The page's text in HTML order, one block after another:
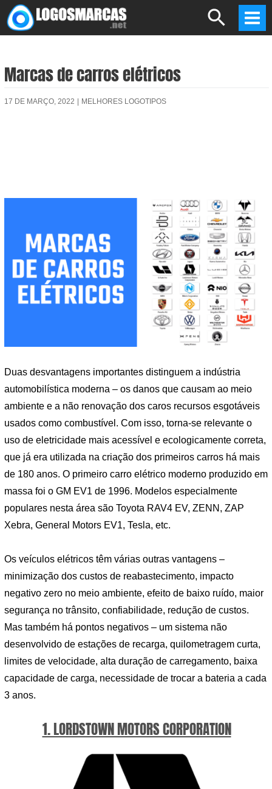
Skip
to
Search
Marcas de carros elétricos
17 DE MARÇO, 2022 MELHORES LOGOTIPOS
Duas desvantagens importantes distinguem a indústria
automobilística moderna – os danos que causam ao meio
ambiente e a não renovação dos caros recursos esgotáveis ​​
usados ​​como combustível. Com isso, torna-se relevante o
uso de eletricidade mais acessível e ecologicamente correta,
que já era utilizada na criação dos primeiros carros há mais
de 180 anos. O primeiro carro elétrico moderno produzido em
massa foi o GM EV1 de 1996. Modelos especialmente
populares nesta área são Toyota RAV4 EV, ZENN, ZAP
Xebra, General Motors EV1, Tesla, etc.
Os veículos elétricos têm várias outras vantagens –
minimização dos custos de reabastecimento, impacto
negativo zero no meio ambiente, efeito de baixo ruído, maior
segurança no trânsito, confiabilidade, redução de custos.
Mas também há pontos negativos – um sistema não
desenvolvido de estações de recarga, quilometragem curta,
limites de velocidade, alta duração de carregamento, baixa
capacidade de carga, necessidade de trocar a bateria a cada
3 anos.
1. LORDSTOWN MOTORS CORPORATION